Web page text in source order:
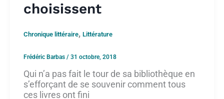
choisissent
Chronique littéraire, Littérature
Frédéric Barbas / 31 octobre, 2018
Qui n’a pas fait le tour de sa bibliothèque en
s’efforçant de se souvenir comment tous
ces livres ont fini